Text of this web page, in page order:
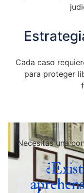
Cada caso
para proteger
Necesitas una